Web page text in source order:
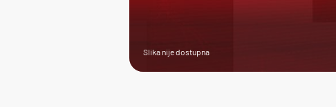
Slika nije dostupna